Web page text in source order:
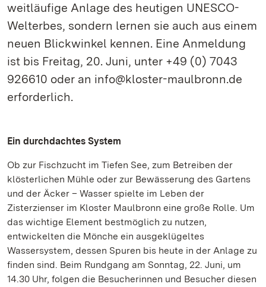
weitläufige Anlage des heutigen UNESCO-
Welterbes, sondern lernen sie auch aus einem
neuen Blickwinkel kennen. Eine Anmeldung
ist bis Freitag, 20. Juni, unter +49 (0) 7043
926610 oder an info@kloster-maulbronn.de
erforderlich.
Ein durchdachtes System
Ob zur Fischzucht im Tiefen See, zum Betreiben der
klösterlichen Mühle oder zur Bewässerung des Gartens
und der Äcker – Wasser spielte im Leben der
Zisterzienser im Kloster Maulbronn eine große Rolle. Um
das wichtige Element bestmöglich zu nutzen,
entwickelten die Mönche ein ausgeklügeltes
Wassersystem, dessen Spuren bis heute in der Anlage zu
finden sind. Beim Rundgang am Sonntag, 22. Juni, um
14.30 Uhr, folgen die Besucherinnen und Besucher diesen